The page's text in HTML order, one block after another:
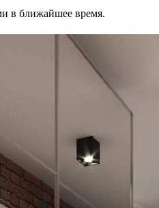
в ближайшее время.